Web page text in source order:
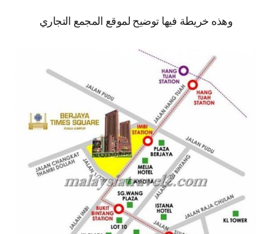
وهذه خريطة فيها توضيح لموقع المجمع التجاري